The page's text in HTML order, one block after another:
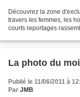
Découvrez la zone
travers les femmes, les
courts reportages
La photo du
Publié le 11/06/2011 à
Par JMB